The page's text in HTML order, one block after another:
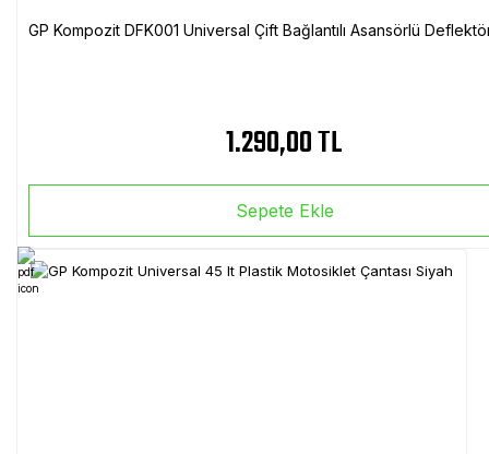
GP Kompozit DFK001 Universal Çift Bağlantılı Asansörlü
1.290,00 TL
Sepete Ekle